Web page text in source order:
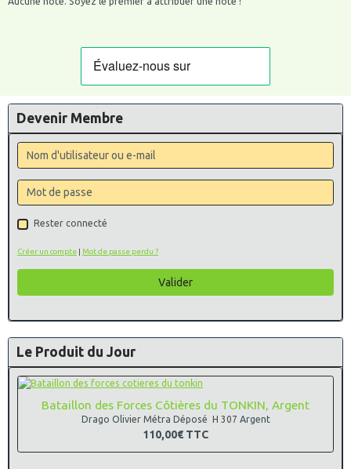
Devenir Membre
Rester connecté
Créer un compte | Mot de passe perdu ?
Valider
Le Produit du Jour
Bataillon des Forces Côtières du TONKIN, Argent
Drago Olivier Métra Déposé H 307 Argent
110,00€ TTC